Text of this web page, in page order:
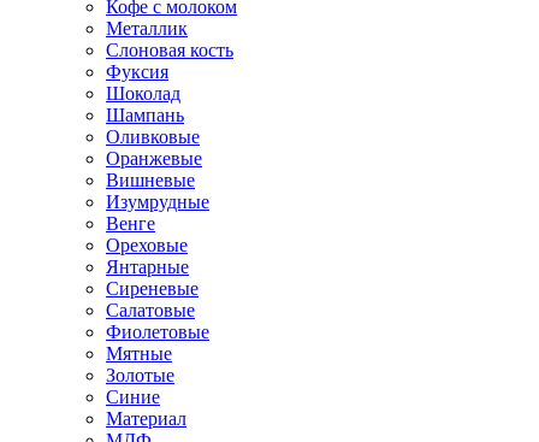
Кофе с молоком
Металлик
Слоновая кость
Фуксия
Шоколад
Шампань
Оливковые
Оранжевые
Вишневые
Изумрудные
Венге
Ореховые
Янтарные
Сиреневые
Салатовые
Фиолетовые
Мятные
Золотые
Синие
Материал